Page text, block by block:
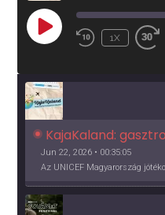
PLAY
EPISODE
1X
KajaKaland:
Jun 22, 2026 • 00:35:05